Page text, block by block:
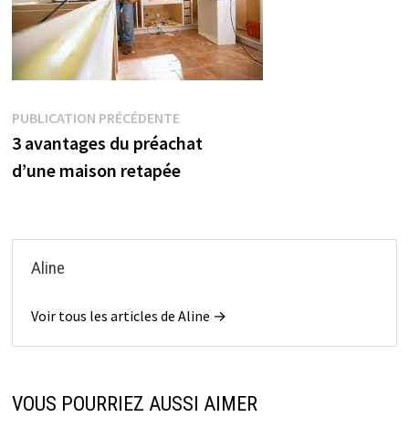
Navigation
de
PUBLICATION PRÉCÉDENTEPublication
précédente :
3 avantages du préachat
d’une maison retapée
Aline
Voir tous les articles de Aline →
VOUS POURRIEZ AUSSI AIMER